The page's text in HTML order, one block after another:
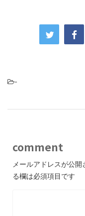
-
comment
メールアドレスが公開
る欄は必須項目です